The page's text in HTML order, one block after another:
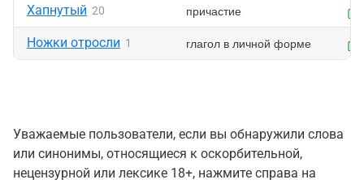
Хапнутый 20 причастие
Ножки отросли 1 глагол в личной форме
Уважаемые пользователи, если вы обнаружили слова
или синонимы, относящиеся к оскорбительной,
нецензурной или лексике 18+, нажмите справа на